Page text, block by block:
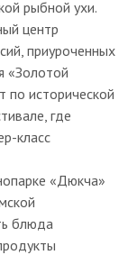
рыбной ухи.
центр
приуроченных
«Золотой
по исторической
где
класс
«Дюкча»
блюда